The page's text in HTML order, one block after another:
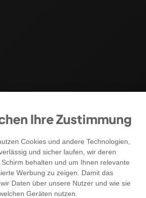
Ihre Zustimmung
Cookies und andere Technologien,
und sicher laufen, wir deren
behalten und um Ihnen relevante
Werbung zu zeigen. Damit das
Daten über unsere Nutzer und wie sie
Geräten nutzen.
Anmeldung
per E-Mail erhalten - Geld